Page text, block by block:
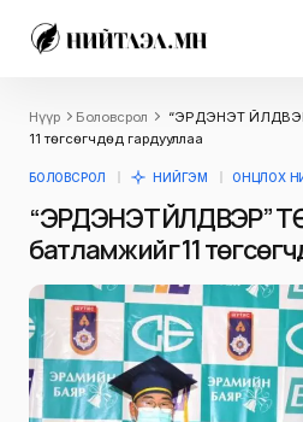
Нүүр Боловсрол
“ЭРДЭНЭТ
11 төгсөгчдөд гардууллаа
БОЛОВСРОЛ НИЙГЭМ ОНЦЛОХ
“ЭРДЭНЭТ ҮЙЛДВЭР”
батламжийг 11